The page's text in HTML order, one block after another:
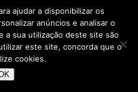
© 2026
ajudar a disponibilizar os
anúncios e analisar o
a sua utilização deste site são
este site, concorda que o
cookies.